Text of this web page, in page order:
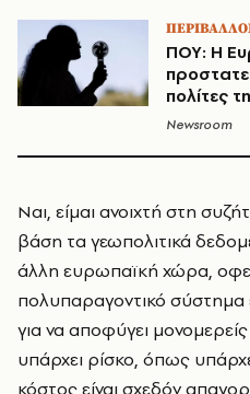
ΠΟΥ: Η
πολίτες
Newsroom
Ναι, είμαι ανοιχτή στη
βάση τα γεωπολιτικά
άλλη ευρωπαϊκή χώρα,
πολυπαραγοντικό
για να αποφύγει
υπάρχει ρίσκο, όπως
κόστος είναι σχεδόν